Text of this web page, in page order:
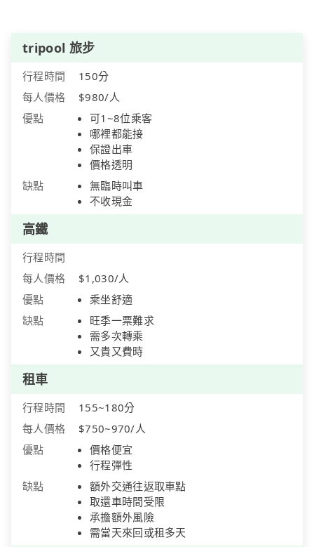
tripool 旅步
行程時間
150分
每人價格
$980/人
優點
可1~8位乘客
哪裡都能接
保證出車
價格透明
缺點
無臨時叫車
不收現金
高鐵
行程時間
每人價格
$1,030/人
優點
乘坐舒適
缺點
旺季一票難求
需多次轉乘
又貴又費時
租車
行程時間
155~180分
每人價格
$750~970/人
優點
價格便宜
行程彈性
缺點
額外交通往返取車點
取還車時間受限
承擔額外風險
需當天來回或租多天